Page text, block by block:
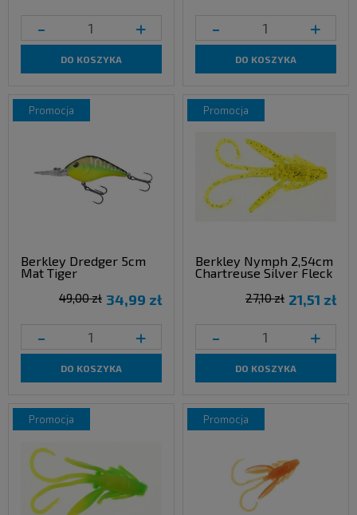
- +
DO KOSZYKA
- +
DO KOSZYKA
Berkley Dredger 5cm
Mat Tiger
34,99 zł
49,00 zł
- +
DO KOSZYKA
promocja
Berkley Nymph 2,54cm
Chartreuse Silver Fleck
21,51 zł
27,10 zł
- +
DO KOSZYKA
promocja
promocja promocja